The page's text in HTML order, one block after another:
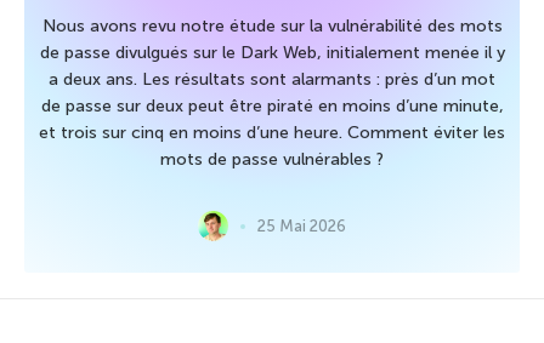
Nous avons revu notre étude sur la vulnérabilité des mots
de passe divulgués sur le Dark Web, initialement menée il y
a deux ans. Les résultats sont alarmants : près d’un mot
de passe sur deux peut être piraté en moins d’une minute,
et trois sur cinq en moins d’une heure. Comment éviter les
mots de passe vulnérables ?
25 Mai 2026